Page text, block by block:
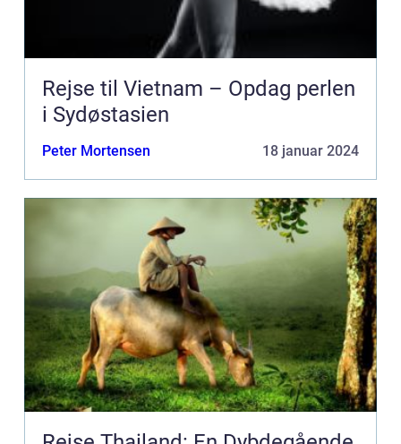
Rejse til Vietnam – Opdag perlen
i Sydøstasien
Peter Mortensen 18 januar 2024